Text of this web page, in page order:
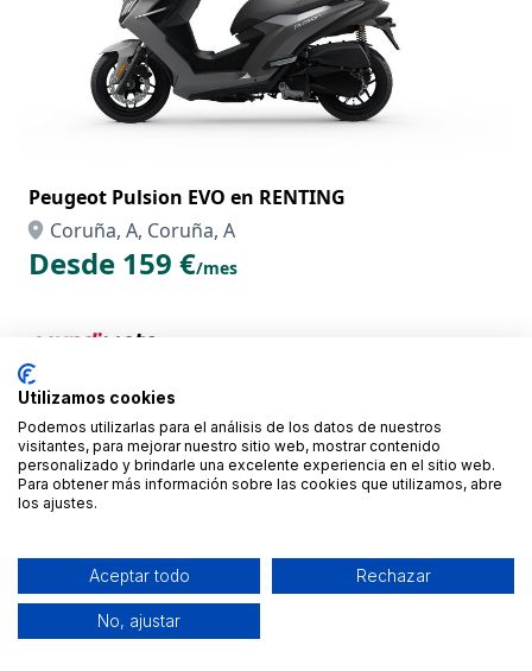
Peugeot Pulsion EVO en RENTING
Coruña, A, Coruña, A
Desde 159 €/mes
Utilizamos cookies
Podemos utilizarlas para el análisis de los datos de nuestros
visitantes, para mejorar nuestro sitio web, mostrar contenido
personalizado y brindarle una excelente experiencia en el sitio web.
Para obtener más información sobre las cookies que utilizamos, abre
los ajustes.
Aceptar todo Rechazar
No, ajustar